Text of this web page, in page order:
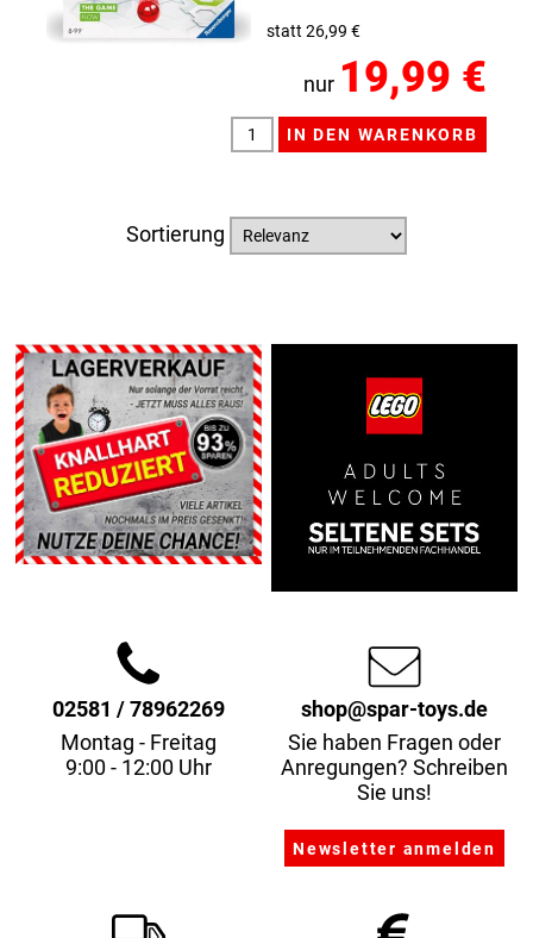
statt 26,99 €
nur 19,99 €
Sortierung
02581 / 78962269
Montag - Freitag
9:00 - 12:00 Uhr
shop@spar-toys.de
Sie haben Fragen oder
Anregungen? Schreiben
Sie uns!